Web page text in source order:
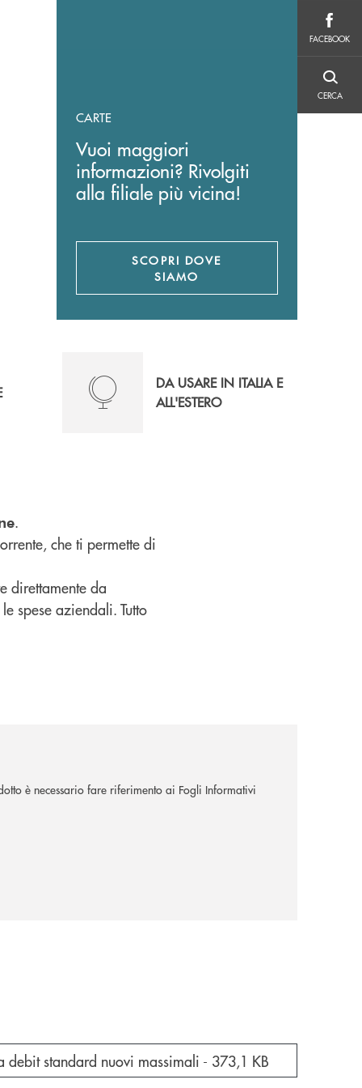
FACEBOOK
CERCA
CARTE
Vuoi maggiori
informazioni? Rivolgiti
alla filiale più vicina!
SCOPRI DOVE
SIAMO
DA USARE IN ITALIA E
ALL'ESTERO
.
che ti permette di
direttamente da
spese aziendali. Tutto
è necessario fare riferimento ai Fogli Informativi
documento in una nuova finestra
debit standard nuovi massimali - 373,1 KB